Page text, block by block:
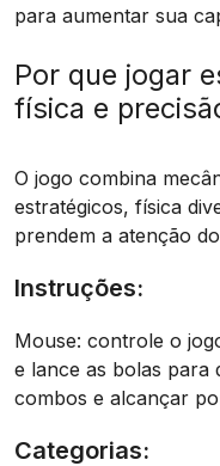
para aumentar sua
Por que jogar
física e
O jogo combina
estratégicos, física
prendem a atenção
Instruções:
Mouse: controle o
e lance as bolas
combos e alcançar
Categorias: